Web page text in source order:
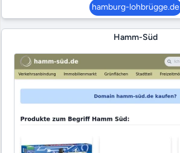
hamburg-lohbrügge.de
Hamm-Süd